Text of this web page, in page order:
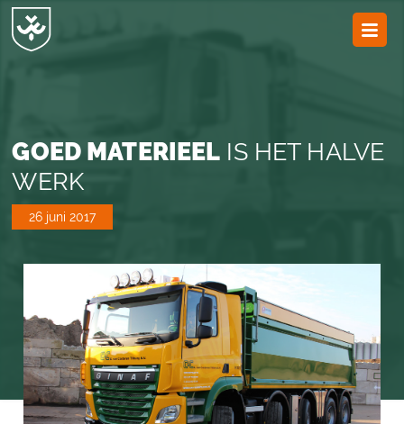
GOED MATERIEEL IS HET HALVE
WERK
26 juni 2017